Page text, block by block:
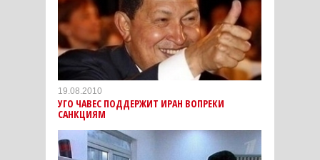
19.08.2010
УГО ЧАВЕС ПОДДЕРЖИТ ИРАН ВОПРЕКИ
САНКЦИЯМ